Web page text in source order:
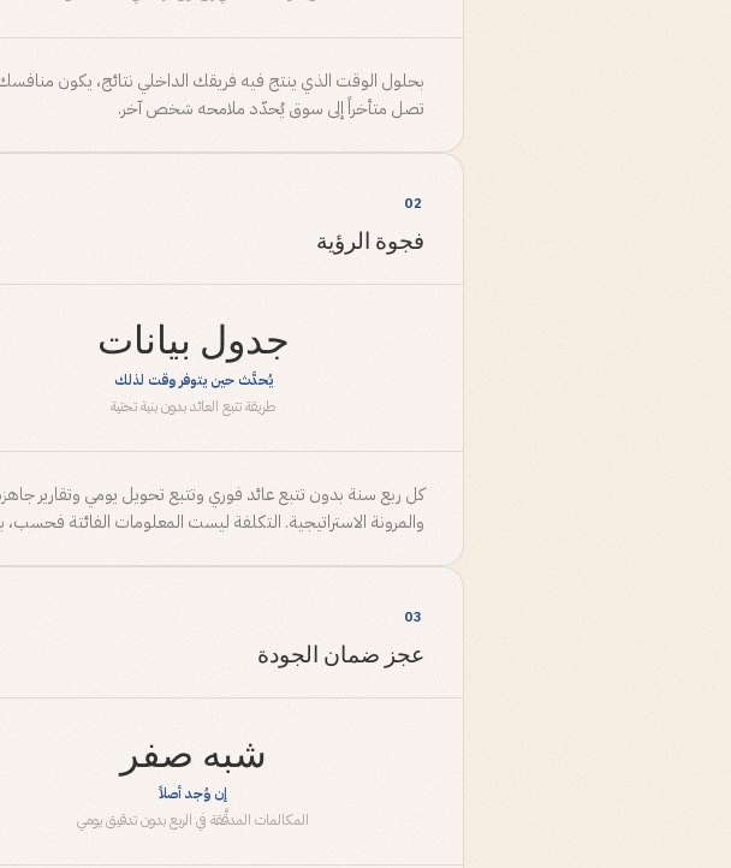
بحلول الوقت الذي ينتج فيه فريقك الداخلي نتائج، يكون
تصل متأخراً إلى سوق يُحدّد ملامحه شخص آخر.
02
فجوة الرؤية
جدول بيانات
يُحدَّث حين يتوفر وقت لذلك
طريقة تتبع العائد بدون بنية تحتية
كل ربع سنة بدون تتبع عائد فوري وتتبع تحويل يومي وتقارير
والمرونة الاستراتيجية. التكلفة ليست المعلومات الفائتة فحسب،
03
عجز ضمان الجودة
شبه صفر
إن وُجد أصلاً
المكالمات المدقَّقة في الربع بدون تدقيق يومي